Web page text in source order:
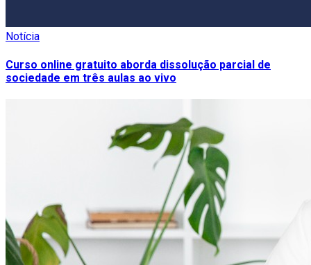
Notícia
Curso online gratuito aborda dissolução parcial de
sociedade em três aulas ao vivo